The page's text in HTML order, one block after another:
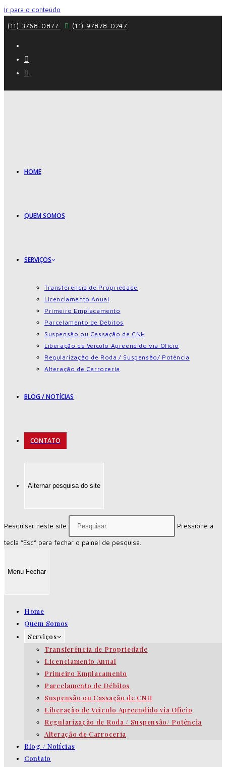
Ir para o conteúdo
(11) 3768-0877
(11) 97878-0247
HOME
QUEM SOMOS
SERVIÇOS
Transferência de Propriedade
Licenciamento Anual
Primeiro Emplacamento
Parcelamento de Débitos
Suspensão ou Cassação de CNH
Liberação de Veículo Apreendido via Ofício
Regularização de Roda / Suspensão/ Potência
Alteração de Carroceria
BLOG / NOTÍCIAS
CONTATO
Alternar pesquisa do site
Pesquisar neste site Pressione a
tecla “Esc” para fechar o painel de pesquisa.
Menu Fechar
Home
Quem Somos
Serviços
Transferência de Propriedade
Licenciamento Anual
Primeiro Emplacamento
Parcelamento de Débitos
Suspensão ou Cassação de CNH
Liberação de Veículo Apreendido via Ofício
Regularização de Roda / Suspensão/ Potência
Alteração de Carroceria
Blog / Notícias
Contato